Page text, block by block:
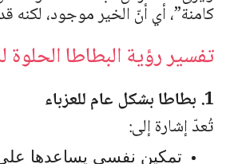
كامنة”، أي أنّ الخير موجود، لكنه
تفسير رؤية البطاطا الحلوة
1. بطاطا بشكل عام للعزباء
تُعدّ إشارة إلى:
تمكين نفسي يساعدها على